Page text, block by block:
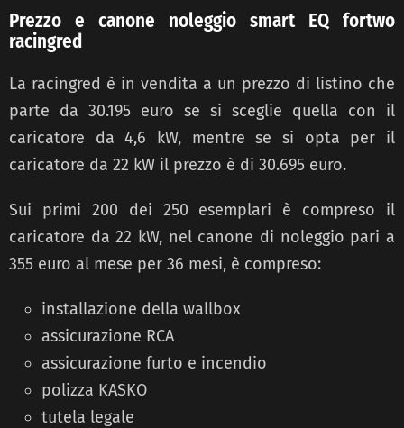
Prezzo e canone noleggio smart EQ fortwo
racingred
La racingred è in vendita a un prezzo di listino che
parte da 30.195 euro se si sceglie quella con il
caricatore da 4,6 kW, mentre se si opta per il
caricatore da 22 kW il prezzo è di 30.695 euro.
Sui primi 200 dei 250 esemplari è compreso il
caricatore da 22 kW, nel canone di noleggio pari a
355 euro al mese per 36 mesi, è compreso:
installazione della wallbox
assicurazione RCA
assicurazione furto e incendio
polizza KASKO
tutela legale